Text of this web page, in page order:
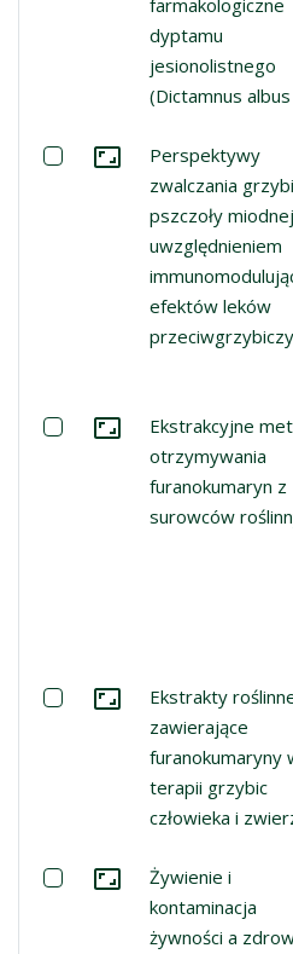
farmakologiczne
dyptamu
jesionolistnego
(Dictamnus albus
Select: Perspektywy
Go to the collection
Perspektywy
zwalczania
pszczoły
uwzględnieniem
efektów leków
Select: Ekstrakcyjne
Go to the collection
Ekstrakcyjne
otrzymywania
furanokumaryn z
surowców
Select: Ekstrakty
Go to the collection
Ekstrakty
zawierające
furanokumaryny
terapii grzybic
człowieka i
Select: Żywienie i
Go to the collection
Żywienie i
kontaminacja
żywności a